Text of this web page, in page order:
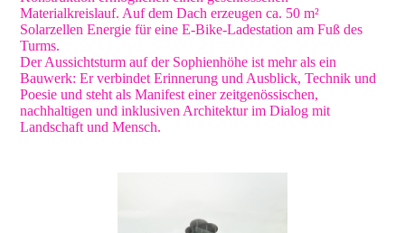
Materialkreislauf. Auf dem Dach erzeugen ca. 50 m²
Solarzellen Energie für eine E-Bike-Ladestation am Fuß des
Turms.
Der Aussichtsturm auf der Sophienhöhe ist mehr als ein
Bauwerk: Er verbindet Erinnerung und Ausblick, Technik und
Poesie und steht als Manifest einer zeitgenössischen,
nachhaltigen und inklusiven Architektur im Dialog mit
Landschaft und Mensch.